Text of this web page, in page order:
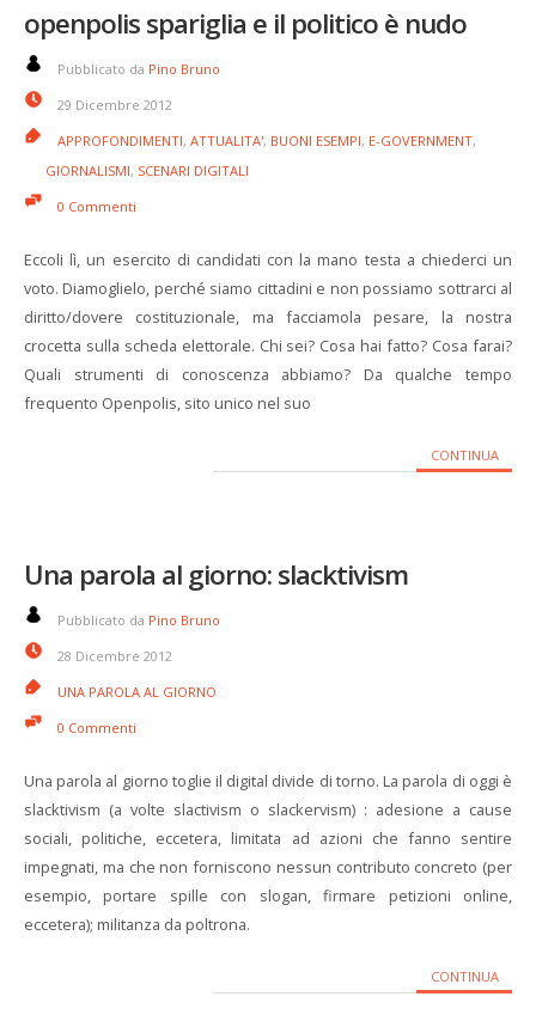
openpolis spariglia e il politico è nudo
Pubblicato da Pino Bruno
29 Dicembre 2012
APPROFONDIMENTI, ATTUALITA', BUONI ESEMPI, E-GOVERNMENT,
GIORNALISMI, SCENARI DIGITALI
0 Commenti
Eccoli lì, un esercito di candidati con la mano testa a chiederci un
voto. Diamoglielo, perché siamo cittadini e non possiamo sottrarci al
diritto/dovere costituzionale, ma facciamola pesare, la nostra
crocetta sulla scheda elettorale. Chi sei? Cosa hai fatto? Cosa farai?
Quali strumenti di conoscenza abbiamo? Da qualche tempo
frequento Openpolis, sito unico nel suo
CONTINUA
Una parola al giorno: slacktivism
Pubblicato da Pino Bruno
28 Dicembre 2012
UNA PAROLA AL GIORNO
0 Commenti
Una parola al giorno toglie il digital divide di torno. La parola di oggi è
slacktivism (a volte slactivism o slackervism) : adesione a cause
sociali, politiche, eccetera, limitata ad azioni che fanno sentire
impegnati, ma che non forniscono nessun contributo concreto (per
esempio, portare spille con slogan, firmare petizioni online,
eccetera); militanza da poltrona.
CONTINUA